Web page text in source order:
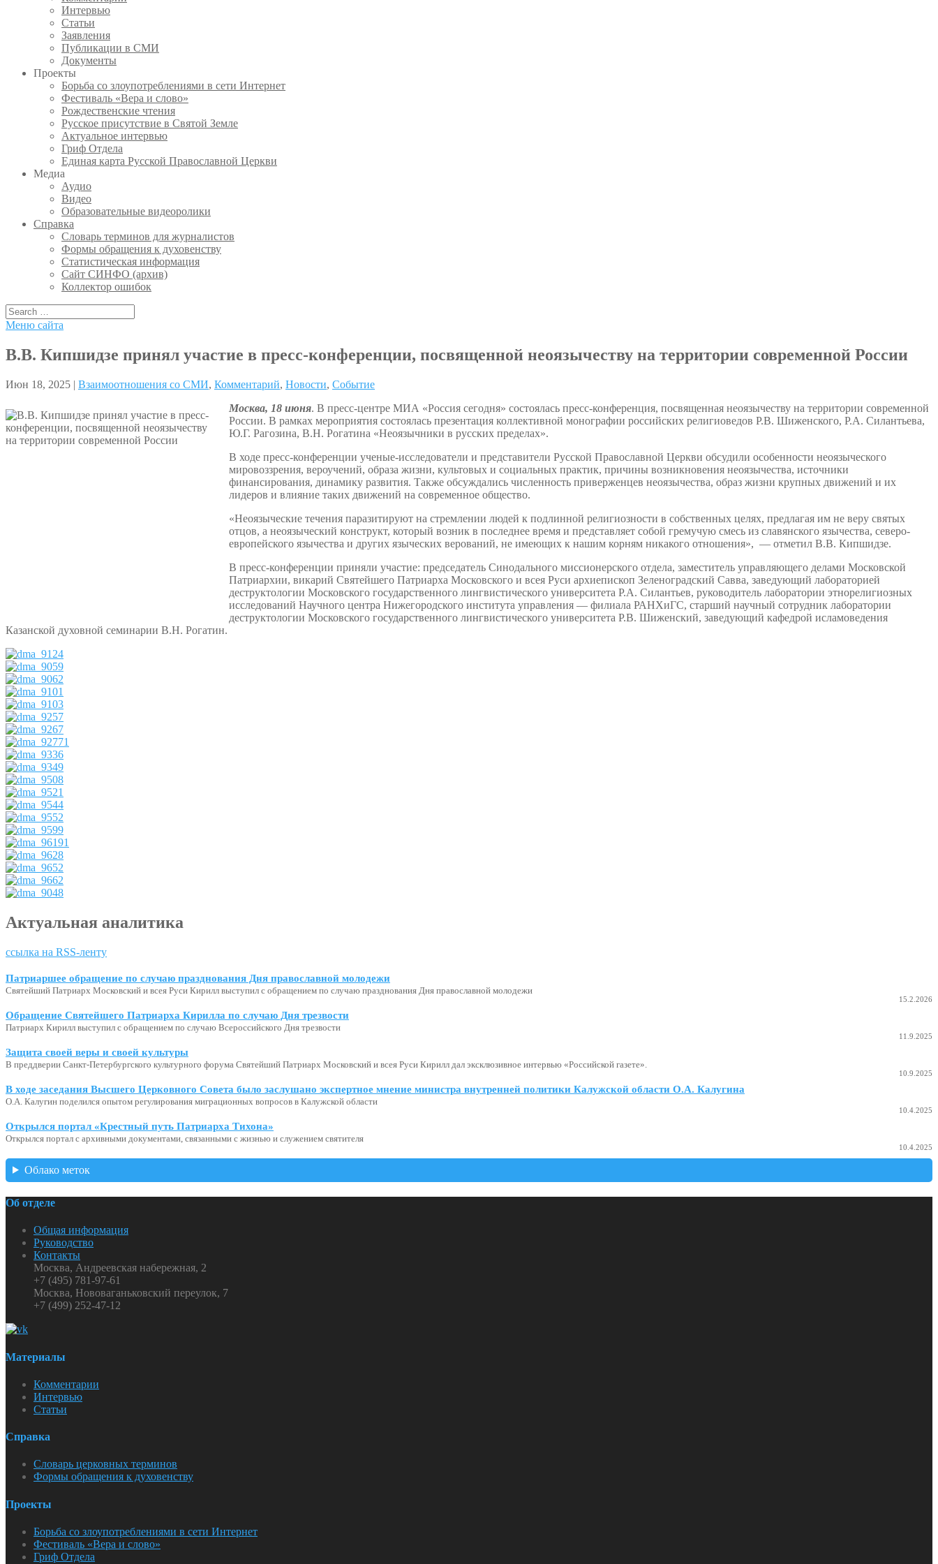
Интервью
Статьи
Заявления
Публикации в СМИ
Документы
Проекты
Борьба со злоупотреблениями в сети Интернет
Фестиваль «Вера и слово»
Рождественские чтения
Русское присутствие в Святой Земле
Актуальное интервью
Гриф Отдела
Единая карта Русской Православной Церкви
Медиа
Аудио
Видео
Образовательные видеоролики
Справка
Словарь терминов для журналистов
Формы обращения к духовенству
Статистическая информация
Сайт СИНФО (архив)
Коллектор ошибок
Меню сайта
В.В. Кипшидзе принял участие в пресс-конференции, посвященной неоязычеству на территории современной России
Июн 18, 2025 | Взаимоотношения со СМИ, Комментарий, Новости, Событие
Москва, 18 июня. В пресс-центре МИА «Россия сегодня» состоялась пресс-конференция, посвященная неоязычеству на территории современной
России. В рамках мероприятия состоялась презентация коллективной монографии российских религиоведов Р.В. Шиженского, Р.А. Силантьева,
Ю.Г. Рагозина, В.Н. Рогатина «Неоязычники в русских пределах».
В ходе пресс-конференции ученые-исследователи и представители Русской Православной Церкви обсудили особенности неоязыческого
мировоззрения, вероучений, образа жизни, культовых и социальных практик, причины возникновения неоязычества, источники
финансирования, динамику развития. Также обсуждались численность приверженцев неоязычества, образ жизни крупных движений и их
лидеров и влияние таких движений на современное общество.
«Неоязыческие течения паразитируют на стремлении людей к подлинной религиозности в собственных целях, предлагая им не веру святых
отцов, а неоязыческий конструкт, который возник в последнее время и представляет собой гремучую смесь из славянского язычества, северо-
европейского язычества и других языческих верований, не имеющих к нашим корням никакого отношения», — отметил В.В. Кипшидзе.
В пресс-конференции приняли участие: председатель Синодального миссионерского отдела, заместитель управляющего делами Московской
Патриархии, викарий Святейшего Патриарха Московского и всея Руси архиепископ Зеленоградский Савва, заведующий лабораторией
деструктологии Московского государственного лингвистического университета Р.А. Силантьев, руководитель лаборатории этнорелигиозных
исследований Научного центра Нижегородского института управления — филиала РАНХиГС, старший научный сотрудник лаборатории
деструктологии Московского государственного лингвистического университета Р.В. Шиженский, заведующий кафедрой исламоведения
Казанской духовной семинарии В.Н. Рогатин.
Актуальная аналитика
ссылка на RSS-ленту
Патриаршее обращение по случаю празднования Дня православной молодежи
Святейший Патриарх Московский и всея Руси Кирилл выступил с обращением по случаю празднования Дня православной молодежи
15.2.2026
Обращение Святейшего Патриарха Кирилла по случаю Дня трезвости
Патриарх Кирилл выступил с обращением по случаю Всероссийского Дня трезвости
11.9.2025
Защита своей веры и своей культуры
В преддверии Санкт-Петербургского культурного форума Святейший Патриарх Московский и всея Руси Кирилл дал эксклюзивное интервью «Российской газете».
10.9.2025
В ходе заседания Высшего Церковного Совета было заслушано экспертное мнение министра внутренней политики Калужской области О.А. Калугина
О.А. Калугин поделился опытом регулирования миграционных вопросов в Калужской области
10.4.2025
Открылся портал «Крестный путь Патриарха Тихона»
Открылся портал с архивными документами, связанными с жизнью и служением святителя
10.4.2025
Облако меток
Об отделе
Общая информация
Руководство
Контакты
Москва, Андреевская набережная, 2
+7 (495) 781-97-61
Москва, Нововаганьковский переулок, 7
+7 (499) 252-47-12
Материалы
Комментарии
Интервью
Статьи
Справка
Словарь церковных терминов
Формы обращения к духовенству
Проекты
Борьба со злоупотреблениями в сети Интернет
Фестиваль «Вера и слово»
Гриф Отдела